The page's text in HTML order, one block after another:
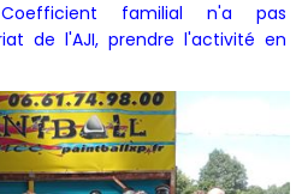
familial n'a pas
de l'AJI, prendre l'activité en